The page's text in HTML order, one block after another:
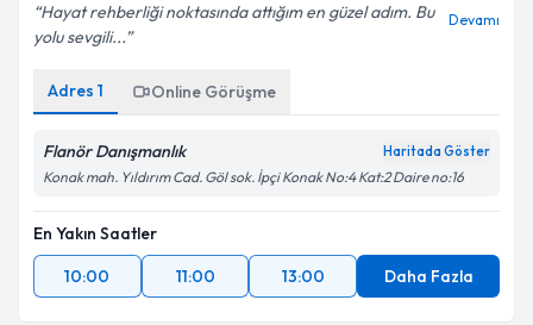
Hayat rehberliği noktasında attığım en güzel adım. Bu
yolu sevgili...
Devamı
Adres 1 Online Görüşme
Flanör Danışmanlık Haritada Göster
Konak mah. Yıldırım Cad. Göl sok. İpçi Konak No:4 Kat:2 Daire no:16
En Yakın Saatler
10:00
11:00 13:00 Daha Fazla